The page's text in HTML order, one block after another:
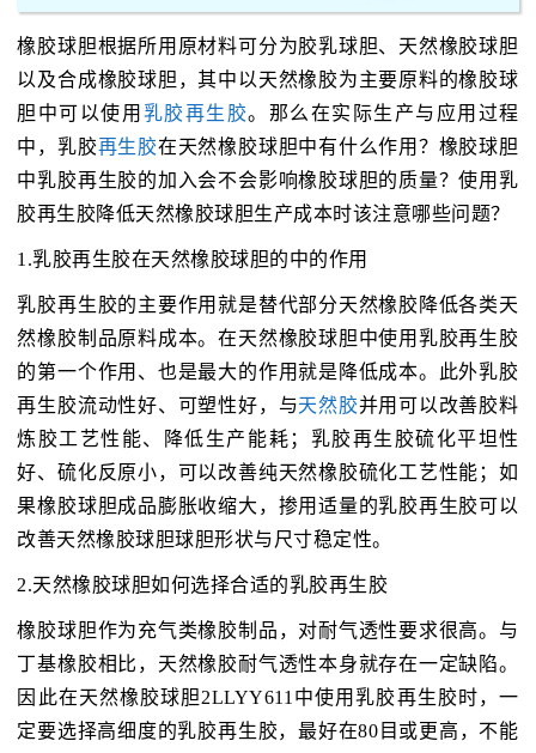
橡胶球胆根据所用原材料可分为胶乳球胆、天然橡胶球胆
以及合成橡胶球胆，其中以天然橡胶为主要原料的橡胶球
胆中可以使用 乳胶再生胶。那么在实际生产与应用过程
中，乳胶再生胶在天然橡胶球胆中有什么作用？橡胶球胆
中乳胶再生胶的加入会不会影响橡胶球胆的质量？使用乳
胶再生胶降低天然橡胶球胆生产成本时该注意哪些问题？
1.乳胶再生胶在天然橡胶球胆的中的作用
乳胶再生胶的主要作用就是替代部分天然橡胶降低各类天
然橡胶制品原料成本。在天然橡胶球胆中使用乳胶再生胶
的第一个作用、也是最大的作用就是降低成本。此外乳胶
再生胶流动性好、可塑性好，与天然胶并用可以改善胶料
炼胶工艺性能、降低生产能耗；乳胶再生胶硫化平坦性
好、硫化反原小，可以改善纯天然橡胶硫化工艺性能；如
果橡胶球胆成品膨胀收缩大，掺用适量的乳胶再生胶可以
改善天然橡胶球胆球胆形状与尺寸稳定性。
2.天然橡胶球胆如何选择合适的乳胶再生胶
橡胶球胆作为充气类橡胶制品，对耐气透性要求很高。与
丁基橡胶相比，天然橡胶耐气透性本身就存在一定缺陷。
因此在天然橡胶球胆2LLYY611中使用乳胶再生胶时，一
定要选择高细度的乳胶再生胶，最好在80目或更高，不能